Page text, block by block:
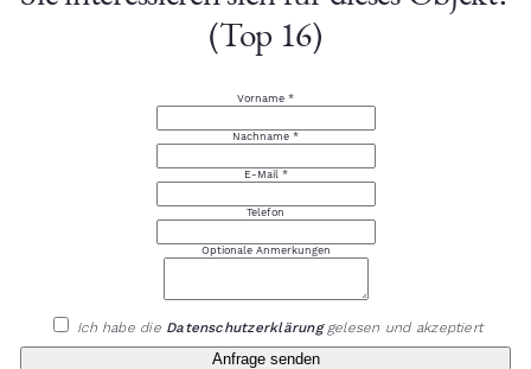
(Top 16)
Vorname *
Nachname *
E-Mail *
Telefon
Optionale Anmerkungen
Ich habe die Datenschutzerklärunggelesen und akzeptiert
Anfrage senden